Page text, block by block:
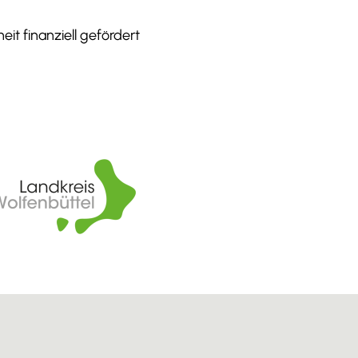
finanziell gefördert